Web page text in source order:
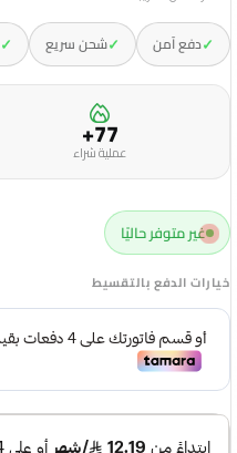
✓دفع آمن ✓شحن سريع ✓
77+
عملية شراء
غير متوفر حاليًا
خيارات الدفع بالتقسيط